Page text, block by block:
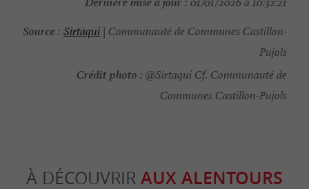
Source : Sirtaqui | Communauté de Communes Castillon-
Pujols
Crédit photo : @Sirtaqui Cf. Communauté de
Communes Castillon-Pujols
À DÉCOUVRIR AUX ALENTOURS